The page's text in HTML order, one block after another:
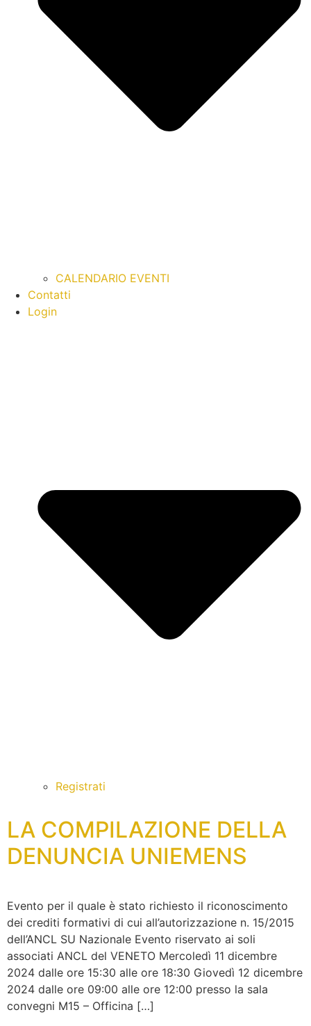
CALENDARIO EVENTI
Contatti
Login
Registrati
LA COMPILAZIONE DELLA
DENUNCIA UNIEMENS
Evento per il quale è stato richiesto il riconoscimento
dei crediti formativi di cui all’autorizzazione n. 15/2015
dell’ANCL SU Nazionale Evento riservato ai soli
associati ANCL del VENETO Mercoledì 11 dicembre
2024 dalle ore 15:30 alle ore 18:30 Giovedì 12 dicembre
2024 dalle ore 09:00 alle ore 12:00 presso la sala
convegni M15 – Officina […]